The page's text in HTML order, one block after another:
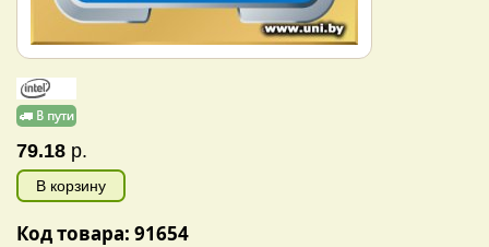
79.18 р.
В корзину
Код товара: 91654